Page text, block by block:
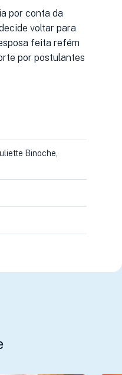
por conta da
voltar para
feita refém
por postulantes
Binoche,